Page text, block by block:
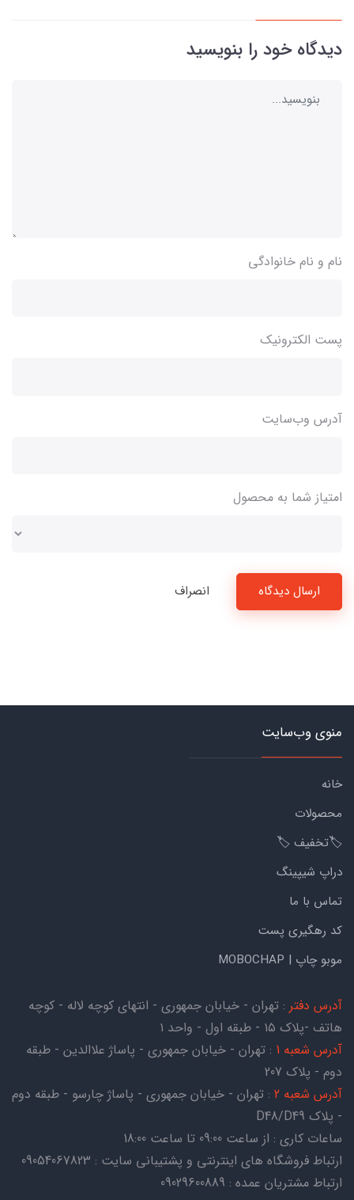
دیدگاه خود را بنویسید
نام و نام خانوادگی
پست الکترونیک
آدرس وب‌سایت
امتیاز شما به محصول
ارسال دیدگاه انصراف
منوی وب‌سایت
خانه
محصولات
🏷️تخفیف 🏷️
دراپ شیپینگ
تماس با ما
کد رهگیری پست
موبو چاپ | MOBOCHAP
آدرس دفتر : تهران - خیابان جمهوری - انتهای کوچه لاله - کوچه
هاتف -پلاک ۱۵ - طبقه اول - واحد ۱
آدرس شعبه 1
: تهران - خیابان جمهوری - پاساژ علاالدین - طبقه
دوم - پلاک 207
آدرس شعبه 2
: تهران - خیابان جمهوری - پاساژ چارسو - طبقه دوم
- پلاک D48/D49
ساعات کاری : از ساعت 09:00 تا ساعت 18:00
ارتباط فروشگاه های اینترنتی و پشتیبانی سایت : 09054067823
ارتباط مشتریان عمده : 09029600889